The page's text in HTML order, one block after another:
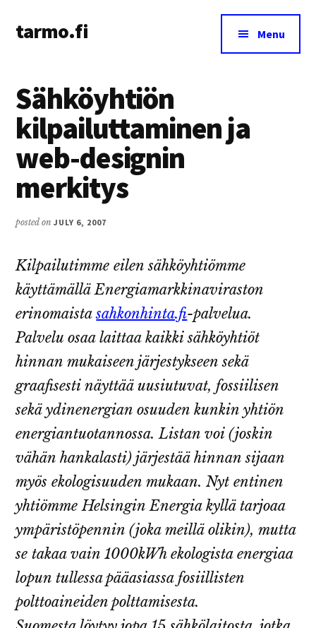
main
primary
menu
tarmo.fi
on
education,
technology,
psychology,
and
life
Menu
Sähköyhtiön
kilpailuttaminen ja
web-designin
merkitys
posted onJULY 6, 2007
Kilpailutimme eilen sähköyhtiömme
käyttämällä Energiamarkkinaviraston
erinomaistasahkonhinta.fi-palvelua.
Palvelu osaa laittaa kaikki sähköyhtiöt
hinnan mukaiseen järjestykseen sekä
graafisesti näyttää uusiutuvat, fossiilisen
sekä ydinenergian osuuden kunkin yhtiön
energiantuotannossa. Listan voi (joskin
vähän hankalasti) järjestää hinnan sijaan
myös ekologisuuden mukaan. Nyt entinen
yhtiömme Helsingin Energia kyllä tarjoaa
ympäristöpennin (joka meillä olikin), mutta
se takaa vain 1000kWh ekologista energiaa
lopun tullessa pääasiassa fosiillisten
polttoaineiden polttamisesta.